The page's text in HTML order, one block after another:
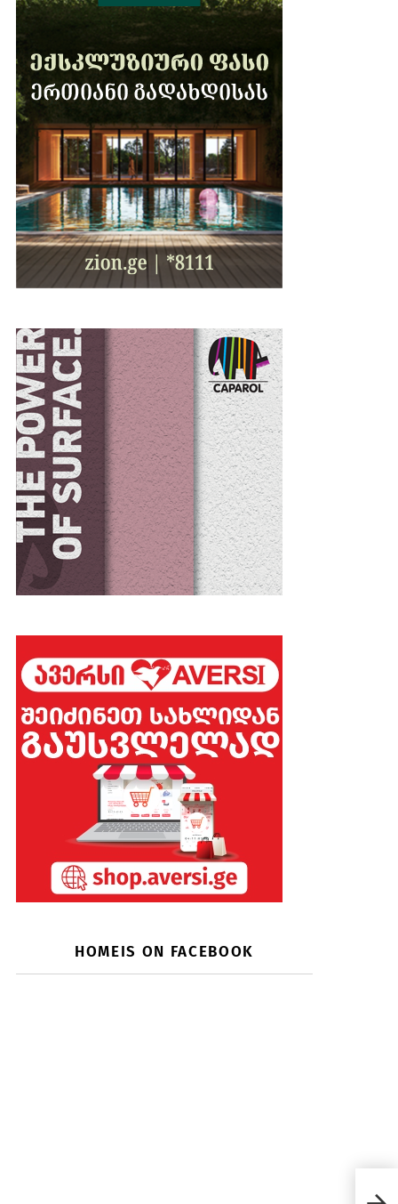
HOMEIS ON FACEBOOK